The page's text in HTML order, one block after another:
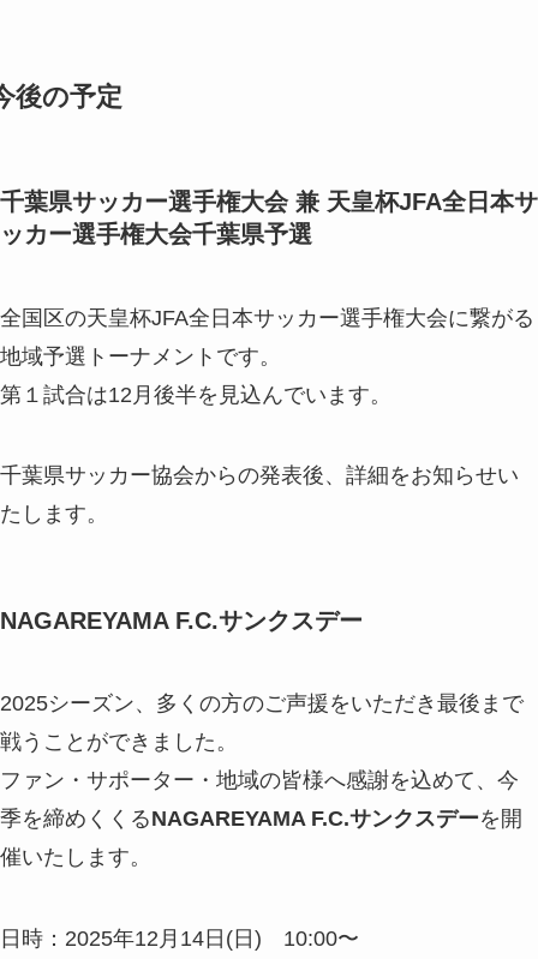
後の予定
千葉県サッカー選手権大会 兼 天皇杯JFA全日本サ
ッカー選手権大会千葉県予選
全国区の天皇杯JFA全日本サッカー選手権大会に繋がる
地域予選トーナメントです。
第１試合は12月後半を見込んでいます。
千葉県サッカー協会からの発表後、詳細をお知らせい
たします。
NAGAREYAMA F.C.サンクスデー
2025シーズン、多くの方のご声援をいただき最後まで
戦うことができました。
ファン・サポーター・地域の皆様へ感謝を込めて、今
季を締めくくるNAGAREYAMA F.C.サンクスデーを開
催いたします。
日時：2025年12月14日(日) 10:00〜